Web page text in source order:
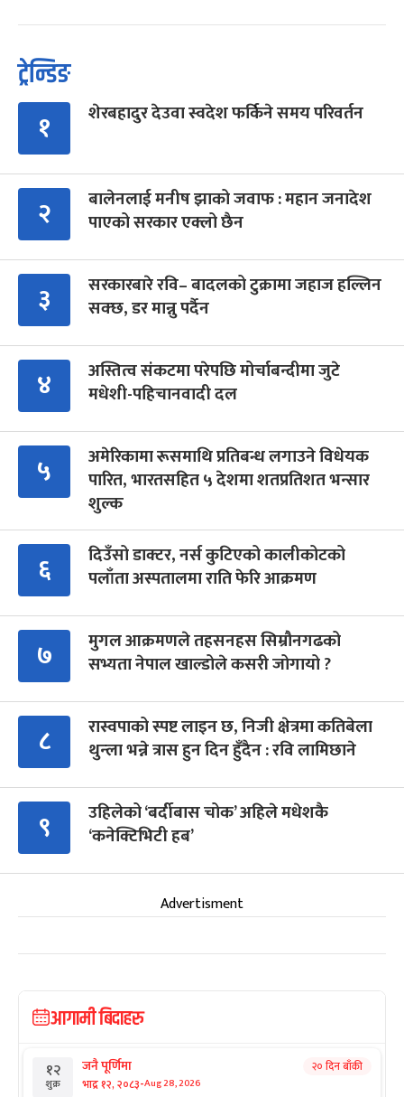
ट्रेन्डिङ
१ शेरबहादुर देउवा स्वदेश फर्किने समय परिवर्तन
२
बालेनलाई मनीष झाको जवाफ : महान जनादेश
पाएको सरकार एक्लो छैन
३
सरकारबारे रवि– बादलको टुक्रामा जहाज हल्लिन
सक्छ, डर मान्नु पर्दैन
४
अस्तित्व संकटमा परेपछि मोर्चाबन्दीमा जुटे
मधेशी-पहिचानवादी दल
५
अमेरिकामा रूसमाथि प्रतिबन्ध लगाउने विधेयक
पारित, भारतसहित ५ देशमा शतप्रतिशत भन्सार
शुल्क
६
दिउँसो डाक्टर, नर्स कुटिएको कालीकोटको
पलाँता अस्पतालमा राति फेरि आक्रमण
७
मुगल आक्रमणले तहसनहस सिम्रौनगढको
सभ्यता नेपाल खाल्डोले कसरी जोगायो ?
८
रास्वपाको स्पष्ट लाइन छ, निजी क्षेत्रमा कतिबेला
थुन्ला भन्ने त्रास हुन दिन हुँदैन : रवि लामिछाने
९
उहिलेको ‘बर्दीबास चोक’ अहिले मधेशकै
‘कनेक्टिभिटी हब’
Advertisment
आगामी बिदाहरु
१२
शुक्र
जनै पूर्णिमा
भाद्र १२, २०८३-Aug 28, 2026
२० दिन बाँकी